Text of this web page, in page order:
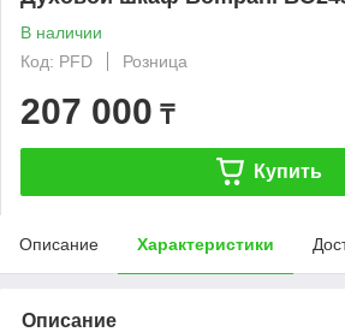
В наличии
Код: PFD
Розница
207 000 ₸
Купить
Описание Характеристики
Описание